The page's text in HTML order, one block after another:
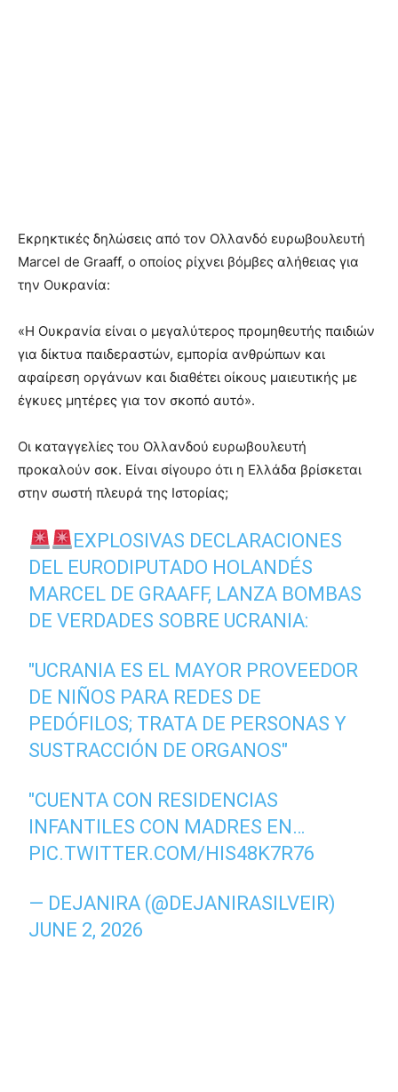
Εκρηκτικές δηλώσεις από τον Ολλανδό ευρωβουλευτή
Marcel de Graaff, ο οποίος ρίχνει βόμβες αλήθειας για
την Ουκρανία:
«Η Ουκρανία είναι ο μεγαλύτερος προμηθευτής παιδιών
για δίκτυα παιδεραστών, εμπορία ανθρώπων και
αφαίρεση οργάνων και διαθέτει οίκους μαιευτικής με
έγκυες μητέρες για τον σκοπό αυτό».
Οι καταγγελίες του Ολλανδού ευρωβουλευτή
προκαλούν σοκ. Είναι σίγουρο ότι η Ελλάδα βρίσκεται
στην σωστή πλευρά της Ιστορίας;
EXPLOSIVAS DECLARACIONES
DEL EURODIPUTADO HOLANDÉS
MARCEL DE GRAAFF, LANZA BOMBAS
DE VERDADES SOBRE UCRANIA:
"UCRANIA ES EL MAYOR PROVEEDOR
DE NIÑOS PARA REDES DE
PEDÓFILOS; TRATA DE PERSONAS Y
SUSTRACCIÓN DE ORGANOS"
"CUENTA CON RESIDENCIAS
INFANTILES CON MADRES EN…
PIC.TWITTER.COM/HIS48K7R76
— DEJANIRA (@DEJANIRASILVEIR)
JUNE 2, 2026